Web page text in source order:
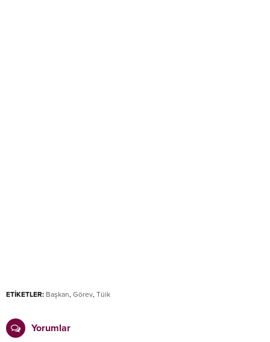
ETİKETLER: Başkan, Görev, Tüik
Yorumlar